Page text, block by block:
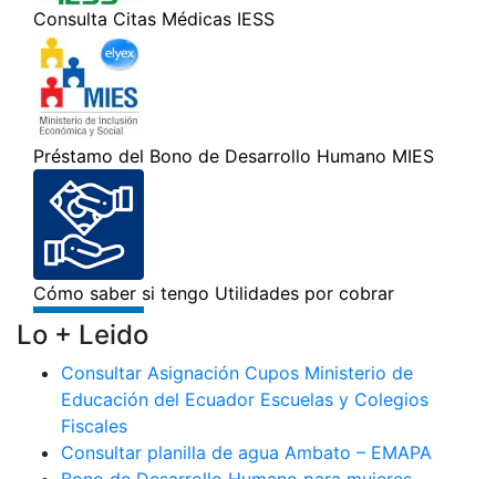
Lo + Leido
Consultar Asignación Cupos Ministerio de
Educación del Ecuador Escuelas y Colegios
Fiscales
Consultar planilla de agua Ambato – EMAPA